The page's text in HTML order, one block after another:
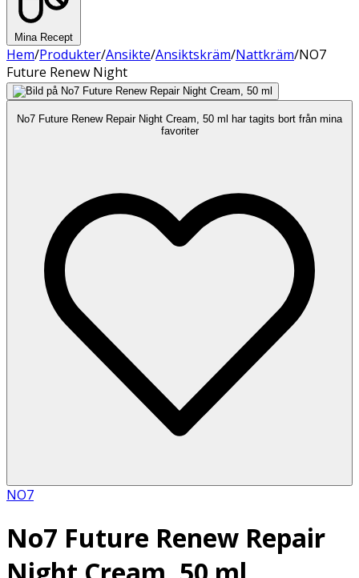
Mina Recept
Hem/Produkter/Ansikte/Ansiktskräm/Nattkräm/NO7
Future Renew Night
No7 Future Renew Repair Night Cream, 50 ml har tagits bort från mina
favoriter
NO7
No7 Future Renew Repair